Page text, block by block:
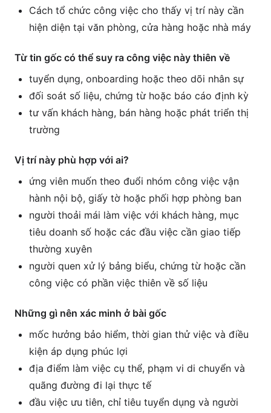
Cách tổ chức công việc cho thấy vị trí này cần
hiện diện tại văn phòng, cửa hàng hoặc nhà máy
Từ tin gốc có thể suy ra công việc này thiên về
tuyển dụng, onboarding hoặc theo dõi nhân sự
đối soát số liệu, chứng từ hoặc báo cáo định kỳ
tư vấn khách hàng, bán hàng hoặc phát triển thị
trường
Vị trí này phù hợp với ai?
ứng viên muốn theo đuổi nhóm công việc vận
hành nội bộ, giấy tờ hoặc phối hợp phòng ban
người thoải mái làm việc với khách hàng, mục
tiêu doanh số hoặc các đầu việc cần giao tiếp
thường xuyên
người quen xử lý bảng biểu, chứng từ hoặc cần
công việc có phần việc thiên về số liệu
Những gì nên xác minh ở bài gốc
mốc hưởng bảo hiểm, thời gian thử việc và điều
kiện áp dụng phúc lợi
địa điểm làm việc cụ thể, phạm vi di chuyển và
quãng đường đi lại thực tế
đầu việc ưu tiên, chỉ tiêu tuyển dụng và người